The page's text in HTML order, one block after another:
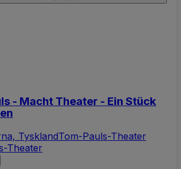
- Macht Theater - Ein Stück
TysklandTom-Pauls-Theater
Theater